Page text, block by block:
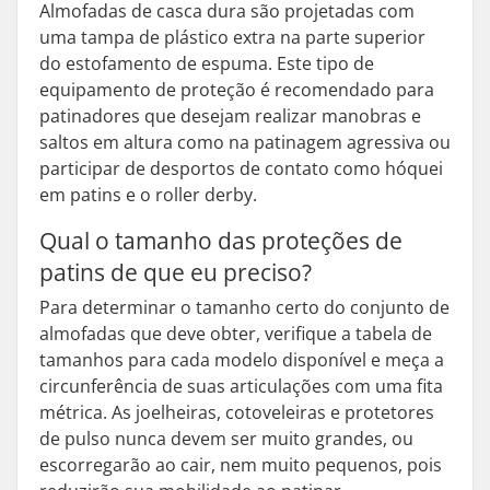
Almofadas de casca dura são projetadas com
uma tampa de plástico extra na parte superior
do estofamento de espuma. Este tipo de
equipamento de proteção é recomendado para
patinadores que desejam realizar manobras e
saltos em altura como na patinagem agressiva ou
participar de desportos de contato como hóquei
em patins e o roller derby.
Qual o tamanho das proteções de
patins de que eu preciso?
Para determinar o tamanho certo do conjunto de
almofadas que deve obter, verifique a tabela de
tamanhos para cada modelo disponível e meça a
circunferência de suas articulações com uma fita
métrica. As joelheiras, cotoveleiras e protetores
de pulso nunca devem ser muito grandes, ou
escorregarão ao cair, nem muito pequenos, pois